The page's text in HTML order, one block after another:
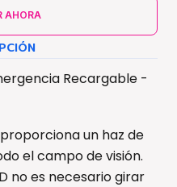
AHORA
Recargable -
un haz de
el campo de visión.
no es necesario girar